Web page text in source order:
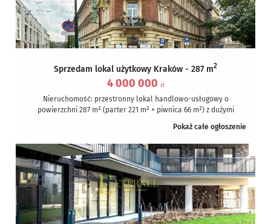
Sprzedam lokal użytkowy Kraków - 287 m2
4 000 000 zł
Nieruchomość: przestronny lokal handlowo-usługowy o
powierzchni 287 m² (parter 221 m² + piwnica 66 m²) z dużymi
Pokaż całe ogłoszenie